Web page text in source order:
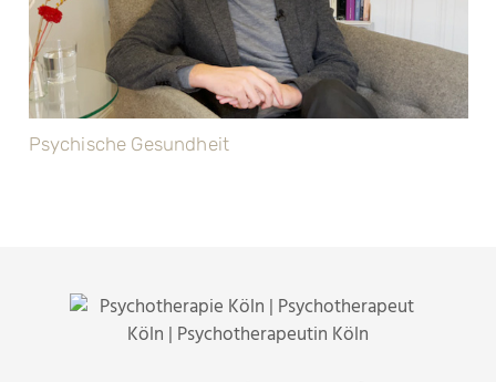
Psychische Gesundheit